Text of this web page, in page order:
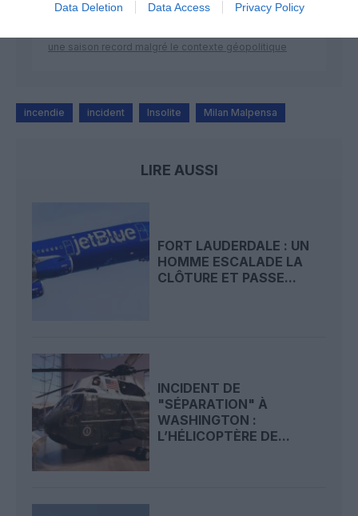
Data Deletion Data Access Privacy Policy
Manfou a commenté l'article :
une saison record malgré le contexte géopolitique
incendie incident Insolite Milan Malpensa
LIRE AUSSI
FORT LAUDERDALE : UN
HOMME ESCALADE LA
CLÔTURE ET PASSE...
INCIDENT DE
"SÉPARATION" À
WASHINGTON :
L’HÉLICOPTÈRE DE...